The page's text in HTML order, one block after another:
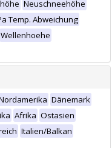
Neuschneehöhe
Temp. Abweichung
Wellenhoehe
Dänemark
Afrika Ostasien
Italien/Balkan